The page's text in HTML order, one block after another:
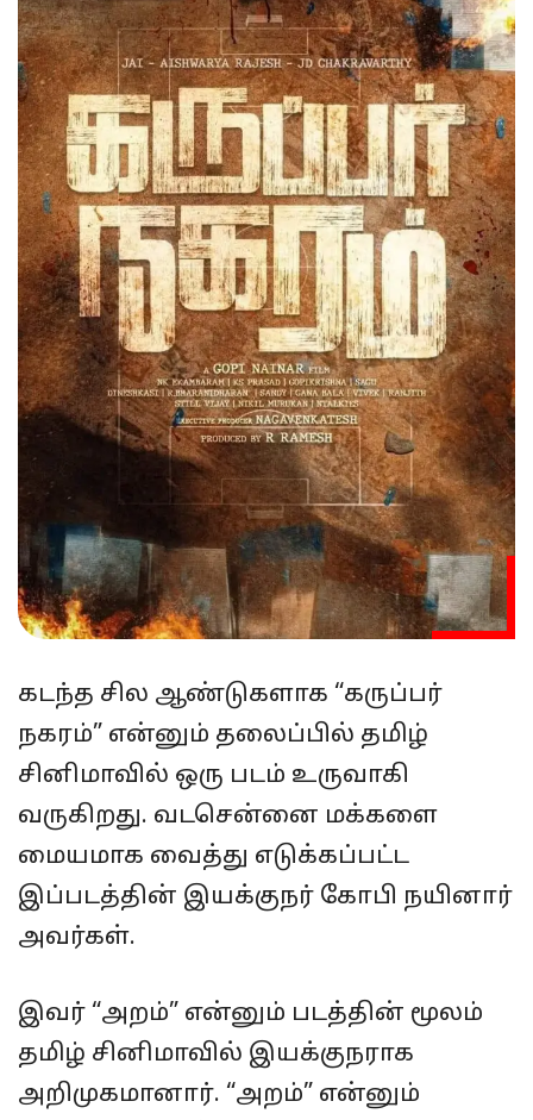
கடந்த சில ஆண்டுகளாக “கருப்பர்
நகரம்” என்னும் தலைப்பில் தமிழ்
சினிமாவில் ஒரு படம் உருவாகி
வருகிறது. வடசென்னை மக்களை
மையமாக வைத்து எடுக்கப்பட்ட
இப்படத்தின் இயக்குநர் கோபி நயினார்
அவர்கள்.
இவர் “அறம்” என்னும் படத்தின் மூலம்
தமிழ் சினிமாவில் இயக்குநராக
அறிமுகமானார். “அறம்” என்னும்